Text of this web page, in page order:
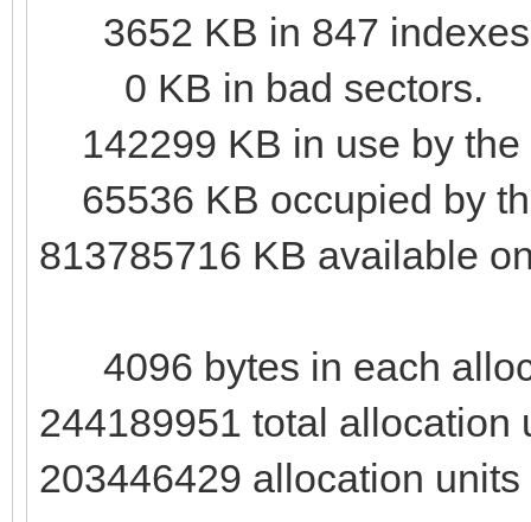
3652 KB in 847
0 KB in bad sectors.
142299 KB in use by the
65536 KB occupied by
813785716 KB available
4096 bytes in each
244189951 total allocation
203446429 allocation